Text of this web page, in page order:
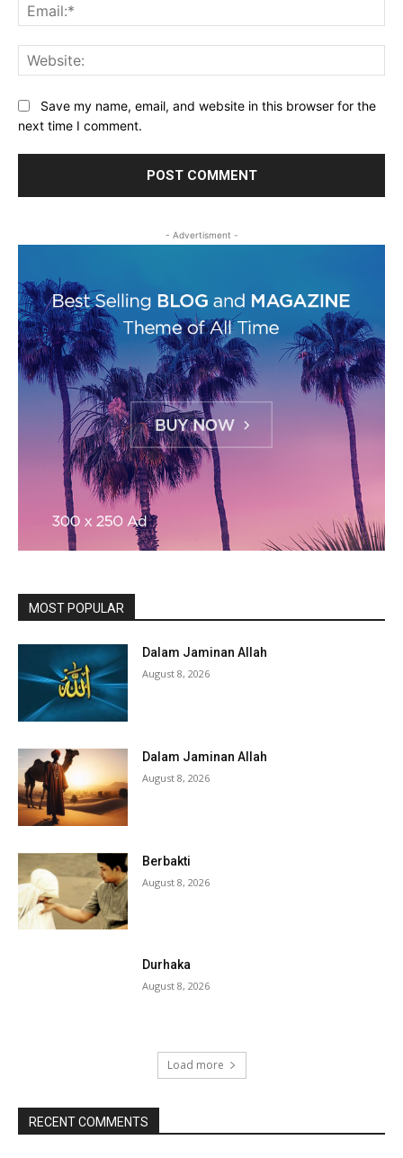
Save my name, email, and website in this browser for the
next time I comment.
- Advertisment -
MOST POPULAR
Dalam Jaminan Allah
August 8, 2026
Dalam Jaminan Allah
August 8, 2026
Berbakti
August 8, 2026
Durhaka
August 8, 2026
Load more
RECENT COMMENTS